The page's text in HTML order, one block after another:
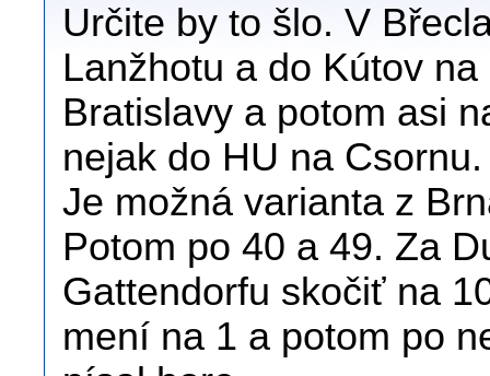
Určite by to šlo. V
Lanžhotu a do Kútov
Bratislavy a potom asi
nejak do HU na
Je možná varianta z
Potom po 40 a 49. Za
Gattendorfu skočiť na
mení na 1 a potom po